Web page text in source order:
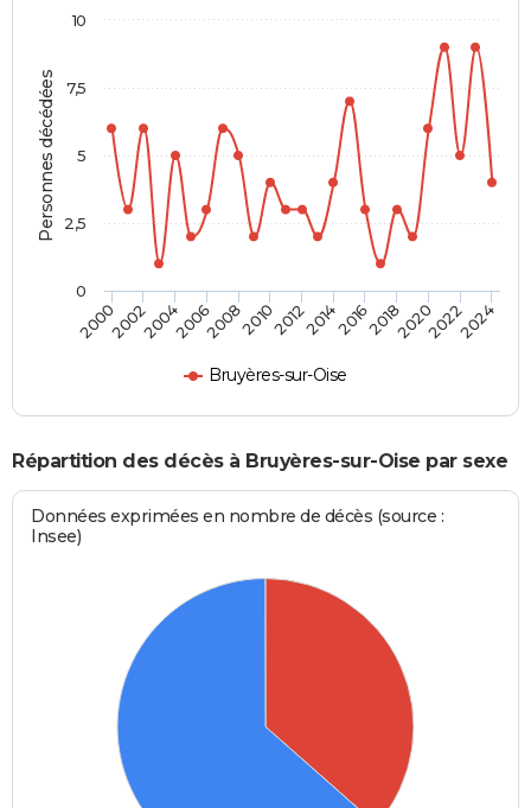
Personnes décédées
Bruyères-sur-Oise
2000200220042006200820102012201420162018202020222024
0
2,5
5
7,5
10
Répartition des décès à Bruyères-sur-Oise par sexe
Données exprimées en nombre de décès (source :
Insee)